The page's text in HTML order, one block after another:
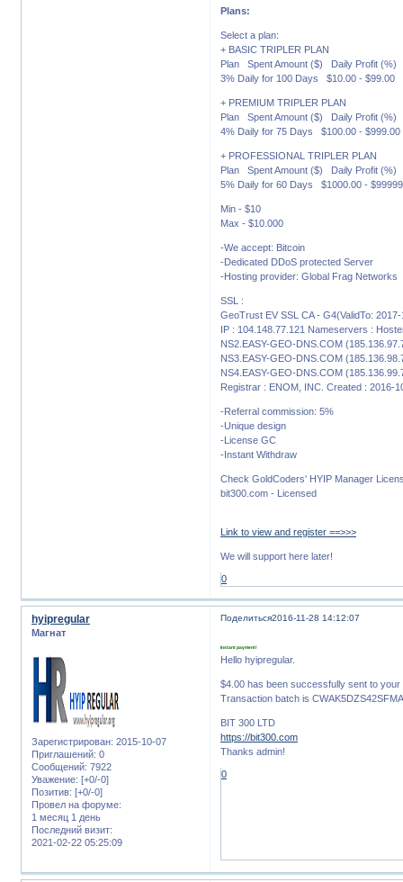
Plans:
Select a plan:
+ BASIC TRIPLER PLAN
Plan Spent Amount ($) Daily Profit (%)
3% Daily for 100 Days $10.00 - $99.00
+ PREMIUM TRIPLER PLAN
Plan Spent Amount ($) Daily Profit (%)
4% Daily for 75 Days $100.00 -
+ PROFESSIONAL TRIPLER PLAN
Plan Spent Amount ($) Daily Profit (%)
5% Daily for 60 Days $1000.00 -
Min - $10
Max - $10.000
-We accept: Bitcoin
-Dedicated DDoS protected Server
-Hosting provider: Global Frag Networks
SSL :
GeoTrust EV SSL CA - G4(ValidTo:
IP : 104.148.77.121 Nameservers :
NS2.EASY-GEO-DNS.COM
NS3.EASY-GEO-DNS.COM
NS4.EASY-GEO-DNS.COM
Registrar : ENOM, INC. Created : 2016-
-Referral commission: 5%
-Unique design
-License GC
-Instant Withdraw
Check GoldCoders' HYIP Manager
bit300.com - Licensed
Link to view and register ==>>>
We will support here later!
0
Поделиться2016-11-28 14:12:07
hyipregular
Магнат
Зарегистрирован: 2015-10-07
Приглашений: 0
Сообщений: 7922
Уважение: [+0/-0]
Позитив: [+0/-0]
Провел на форуме:
1 месяц 1 день
Последний визит:
2021-02-22 05:25:09
Instant payment!
Hello hyipregular.
$4.00 has been successfully sent to
Transaction batch is
BIT 300 LTD
https://bit300.com
Thanks admin!
0